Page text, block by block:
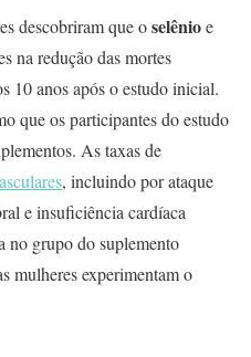
descobriram que oselênioe
na redução das mortes
10 anos após o estudo inicial.
que os participantes do estudo
As taxas de
, incluindo por ataque
e insuficiência cardíaca
no grupo do suplemento
mulheres experimentam o